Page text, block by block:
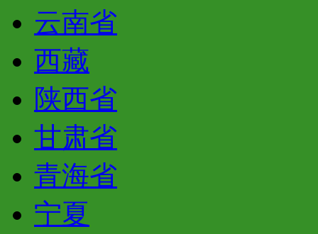
云南省
西藏
陕西省
甘肃省
青海省
宁夏